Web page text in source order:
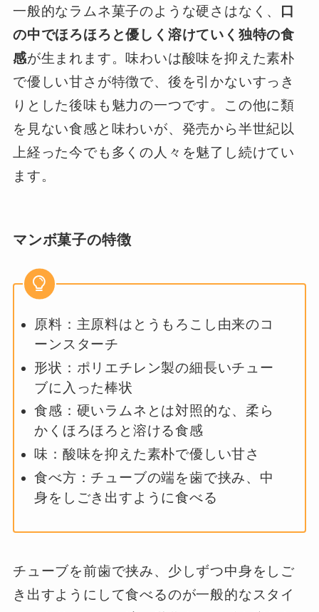
一般的なラムネ菓子のような硬さはなく、
口
の中でほろほろと優しく溶けていく独特の食
感が生まれます。味わいは酸味を抑えた素朴
で優しい甘さが特徴で、後を引かないすっき
りとした後味も魅力の一つです。この他に類
を見ない食感と味わいが、発売から半世紀以
上経った今でも多くの人々を魅了し続けてい
ます。
マンボ菓子の特徴
原料：主原料はとうもろこし由来のコ
ーンスターチ
形状：ポリエチレン製の細長いチュー
ブに入った棒状
食感：硬いラムネとは対照的な、柔ら
かくほろほろと溶ける食感
味：酸味を抑えた素朴で優しい甘さ
食べ方：チューブの端を歯で挟み、中
身をしごき出すように食べる
チューブを前歯で挟み、少しずつ中身をしご
き出すようにして食べるのが一般的なスタイ